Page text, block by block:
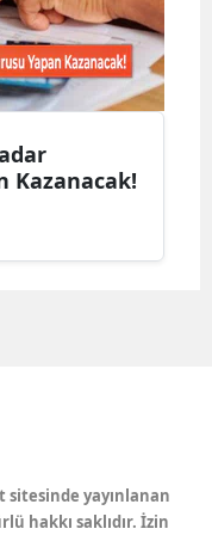
Bolu
Burdur
Bursa
Çanakkale
Çorum
Erzincan
Kazanacak!
yayınlanan
hakkı saklıdır. İzin